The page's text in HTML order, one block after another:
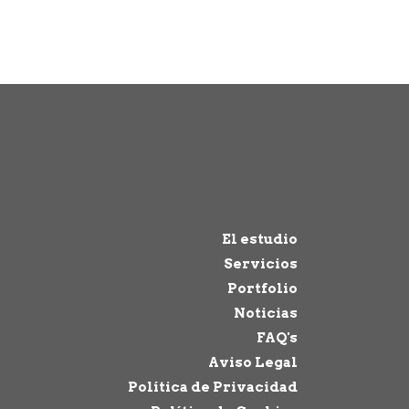
El estudio
Servicios
Portfolio
Noticias
FAQ's
Aviso Legal
Política de Privacidad